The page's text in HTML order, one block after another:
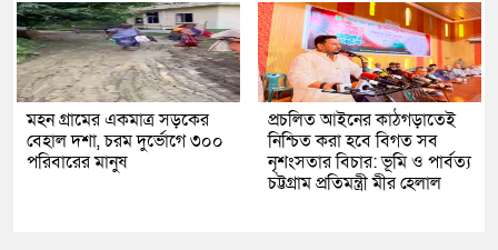
মহন গ্রামের একমাত্র সড়কের
বেহাল দশা, চরম দুর্ভোগে ৩০০
পরিবারের মানুষ
প্রচলিত আইনের কাঠগড়াতেই
নিশ্চিত করা হবে বিগত সব
নৃশংসতার বিচার: ভূমি ও পার্বত্য
চট্টগ্রাম প্রতিমন্ত্রী মীর হেলাল